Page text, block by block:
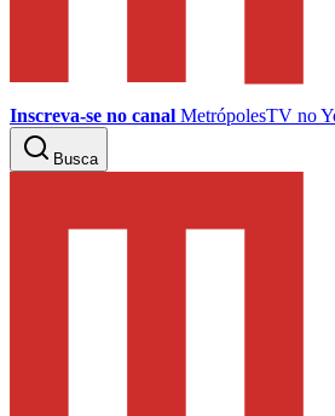
Inscreva-se no canal MetrópolesTV no
Busca